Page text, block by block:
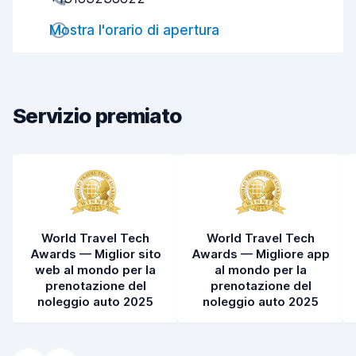
Rapidità della riconsegna
Condizioni dell'auto
Mostra l'orario di apertura
Servizio premiato
World Travel Tech
Awards — Miglior sito
web al mondo per la
prenotazione del
noleggio auto 2025
World Travel Tech
Awards — Migliore app
al mondo per la
prenotazione del
noleggio auto 2025